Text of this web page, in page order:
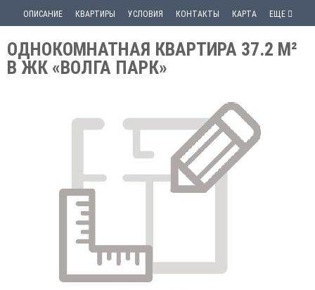
ОПИСАНИЕ КВАРТИРЫ УСЛОВИЯ КОНТАКТЫ КАРТА ЕЩЕ
ОДНОКОМНАТНАЯ КВАРТИРА 37.2 М²
В ЖК «ВОЛГА ПАРК»